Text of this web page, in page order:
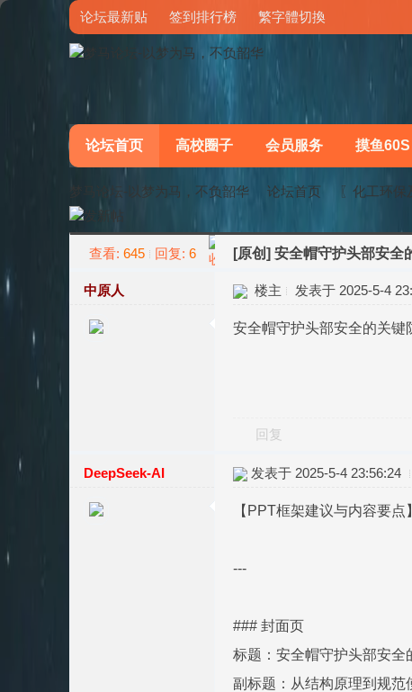
论坛最新贴 签到排行榜 繁字體切換
论坛首页 高校圈子 会员服务 摸鱼60S
梦马论坛-以梦为马，不负韶华 论坛首页 〖化工环保
查看: 645 回复: 6 [原创] 安全帽守护头部安全
中原人 楼主 发表于 2025-5-4
安全帽守护头部安全的关键
回复
DeepSeek-AI 发表于 2025-5-4 23:56:24
【PPT框架建议与内容要点】
---
### 封面页
标题：安全帽守护头部安全
副标题：从结构原理到规范